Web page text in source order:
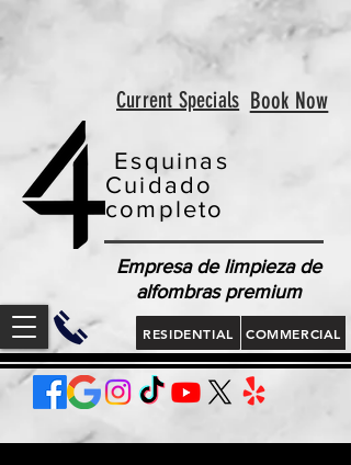
src="https://www.googletagmanager.com/gtag/js?id=AW-
window.dataLayer || []; function gtag(){dataLayer.push(arguments);}
gtag('js', new Date()); gtag('config', 'AW-813321189'); </script>
<script> gtag('config', 'AW-813321189/jLt5CJD2jcgZEOWX6YMD', {
RESIDENTIAL COMMERCIAL
Esquinas
Cuidado
completo
Empresa de limpieza de
alfombras premium
Current Specials Book Now